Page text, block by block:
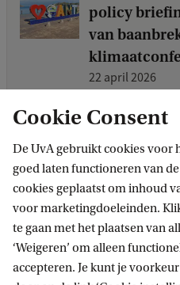
policy
van
22 april 2026
conferentie
beleidsadvies
UvA richt
duurzame
Cookie Consent
De UvA gebruikt cookies voor
goed laten functioneren van
cookies geplaatst om inhoud
voor marketingdoeleinden.
te gaan met het plaatsen van
‘Weigeren’ om alleen
accepteren. Je kunt je